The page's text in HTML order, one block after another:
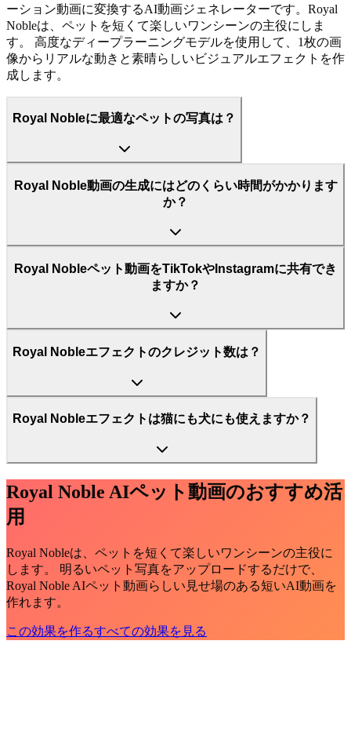
ーション動画に変換するAI動画ジェネレーターです。Royal
Nobleは、ペットを短くて楽しいワンシーンの主役にしま
す。 高度なディープラーニングモデルを使用して、1枚の画
像からリアルな動きと素晴らしいビジュアルエフェクトを作
成します。
Royal Nobleに最適なペットの写真は？
Royal Noble動画の生成にはどのくらい時間がかかります
か？
Royal Nobleペット動画をTikTokやInstagramに共有でき
ますか？
Royal Nobleエフェクトのクレジット数は？
Royal Nobleエフェクトは猫にも犬にも使えますか？
Royal Noble AIペット動画のおすすめ活
用
Royal Nobleは、ペットを短くて楽しいワンシーンの主役に
します。 明るいペット写真をアップロードするだけで、
Royal Noble AIペット動画らしい見せ場のある短いAI動画を
作れます。
この効果を作るすべての効果を見る